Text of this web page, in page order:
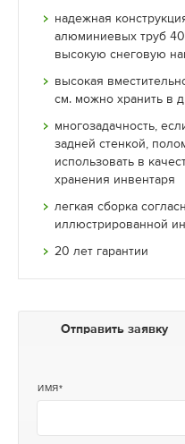
надежная
алюминиевых труб
высокую снеговую
высокая
см. можно хранить в
многозадачность,
задней стенкой,
использовать в
хранения инвентаря
легкая сборка
иллюстрированной
20 лет гарантии
Отправить заявку
ИМЯ